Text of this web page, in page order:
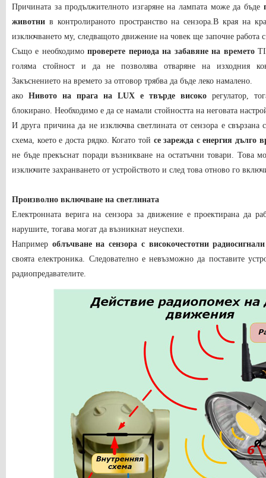
Причината за продължителното изгаряне на лампата може да бъде
животни в контролираното пространство на сензора.В края на
изключването му, следващото движение на човек ще започне работа
Също е необходимопроверете периода на забавяне на времето
голяма стойност и да не позволява отваряне на изходния
Закъснението на времето за отговор трябва да бъде леко намалено.
ако Нивото на прага на LUX е твърде високо регулатор,
блокирано. Необходимо е да се намали стойността на неговата
И друга причина да не изключва светлината от сензора е свързана
схема, което е доста рядко. Когато той се зарежда с енергия дълго
не бъде прекъснат поради възникване на остатъчни товари. Това
изключите захранването от устройството и след това отново го
Произволно включване на светлината
Електронната верига на сензора за движение е проектирана да
нарушите, тогава могат да възникнат неуспехи.
Например облъчване на сензора с високочестотни радиосигнали
своята електроника. Следователно е невъзможно да поставите
радиопредавателите.